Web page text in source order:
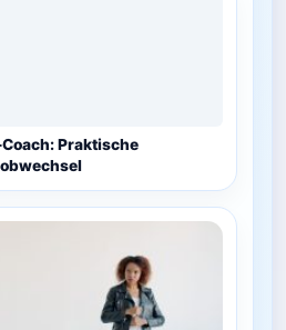
Praktische